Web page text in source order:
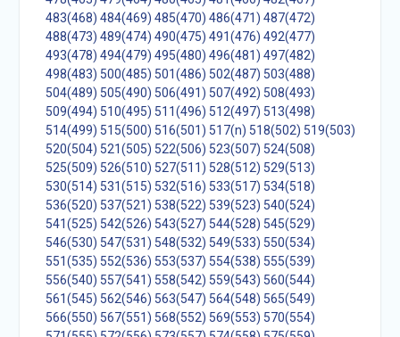
483(468) 484(469) 485(470) 486(471) 487(472)
488(473) 489(474) 490(475) 491(476) 492(477)
493(478) 494(479) 495(480) 496(481) 497(482)
498(483) 500(485) 501(486) 502(487) 503(488)
504(489) 505(490) 506(491) 507(492) 508(493)
509(494) 510(495) 511(496) 512(497) 513(498)
514(499) 515(500) 516(501) 517(n) 518(502) 519(503)
520(504) 521(505) 522(506) 523(507) 524(508)
525(509) 526(510) 527(511) 528(512) 529(513)
530(514) 531(515) 532(516) 533(517) 534(518)
536(520) 537(521) 538(522) 539(523) 540(524)
541(525) 542(526) 543(527) 544(528) 545(529)
546(530) 547(531) 548(532) 549(533) 550(534)
551(535) 552(536) 553(537) 554(538) 555(539)
556(540) 557(541) 558(542) 559(543) 560(544)
561(545) 562(546) 563(547) 564(548) 565(549)
566(550) 567(551) 568(552) 569(553) 570(554)